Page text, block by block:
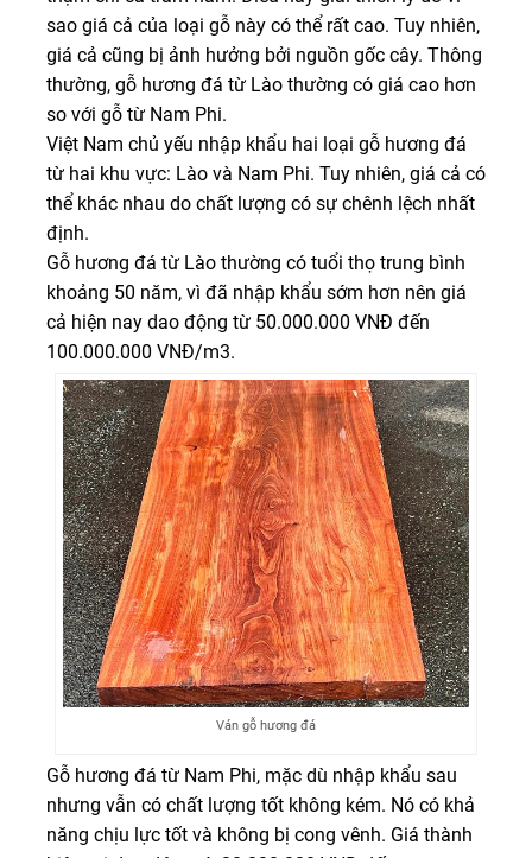
sao giá cả của loại gỗ này có thể rất cao. Tuy nhiên,
giá cả cũng bị ảnh hưởng bởi nguồn gốc cây. Thông
thường, gỗ hương đá từ Lào thường có giá cao hơn
so với gỗ từ Nam Phi.
Việt Nam chủ yếu nhập khẩu hai loại gỗ hương đá
từ hai khu vực: Lào và Nam Phi. Tuy nhiên, giá cả có
thể khác nhau do chất lượng có sự chênh lệch nhất
định.
Gỗ hương đá từ Lào thường có tuổi thọ trung bình
khoảng 50 năm, vì đã nhập khẩu sớm hơn nên giá
cả hiện nay dao động từ 50.000.000 VNĐ đến
100.000.000 VNĐ/m3.
Ván gỗ hương đá
Gỗ hương đá từ Nam Phi, mặc dù nhập khẩu sau
nhưng vẫn có chất lượng tốt không kém. Nó có khả
năng chịu lực tốt và không bị cong vênh. Giá thành